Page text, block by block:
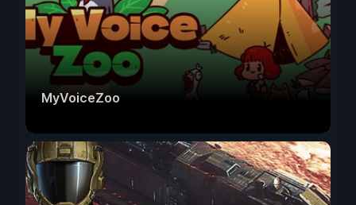
MyVoiceZoo